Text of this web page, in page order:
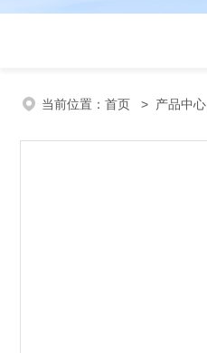
当前位置： 首页 > 产品中心